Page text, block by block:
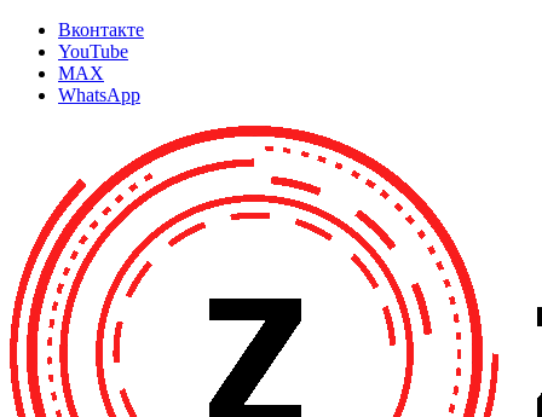
Вконтакте
YouTube
MAX
WhatsApp